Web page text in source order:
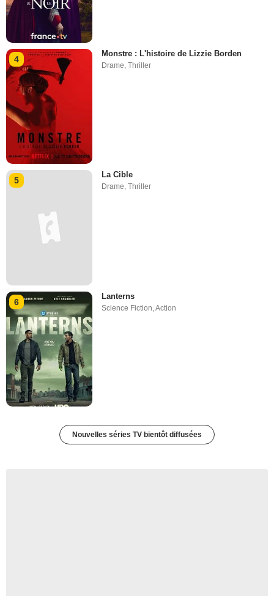
4
Monstre : L'histoire de Lizzie Borden
Drame,Thriller
5
La Cible
Drame,Thriller
6
Lanterns
Science Fiction ,Action
Nouvelles séries TV bientôt diffusées